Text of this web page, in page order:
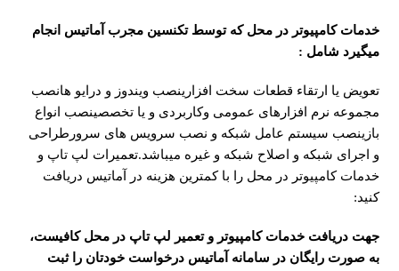
خدمات کامپیوتر در محل که توسط تکنسین مجرب آماتیس انجام
میگیرد شامل :
تعویض یا ارتقاء قطعات سخت افزارینصب ویندوز و درایو هانصب
مجموعه نرم افزارهای عمومی وکاربردی و یا تخصصینصب انواع
بازینصب سیستم عامل شبکه و نصب سرویس های سرورطراحی
و اجرای شبکه و اصلاح شبکه و غیره میباشد.تعمیرات لپ تاپ و
خدمات کامپیوتر در محل را با کمترین هزینه در آماتیس دریافت
کنید:
جهت دریافت خدمات کامپیوتر​​ و تعمیر لپ تاپ در محل کافیست،
به صورت رایگان در سامانه آماتیس درخواست خودتان را ثبت